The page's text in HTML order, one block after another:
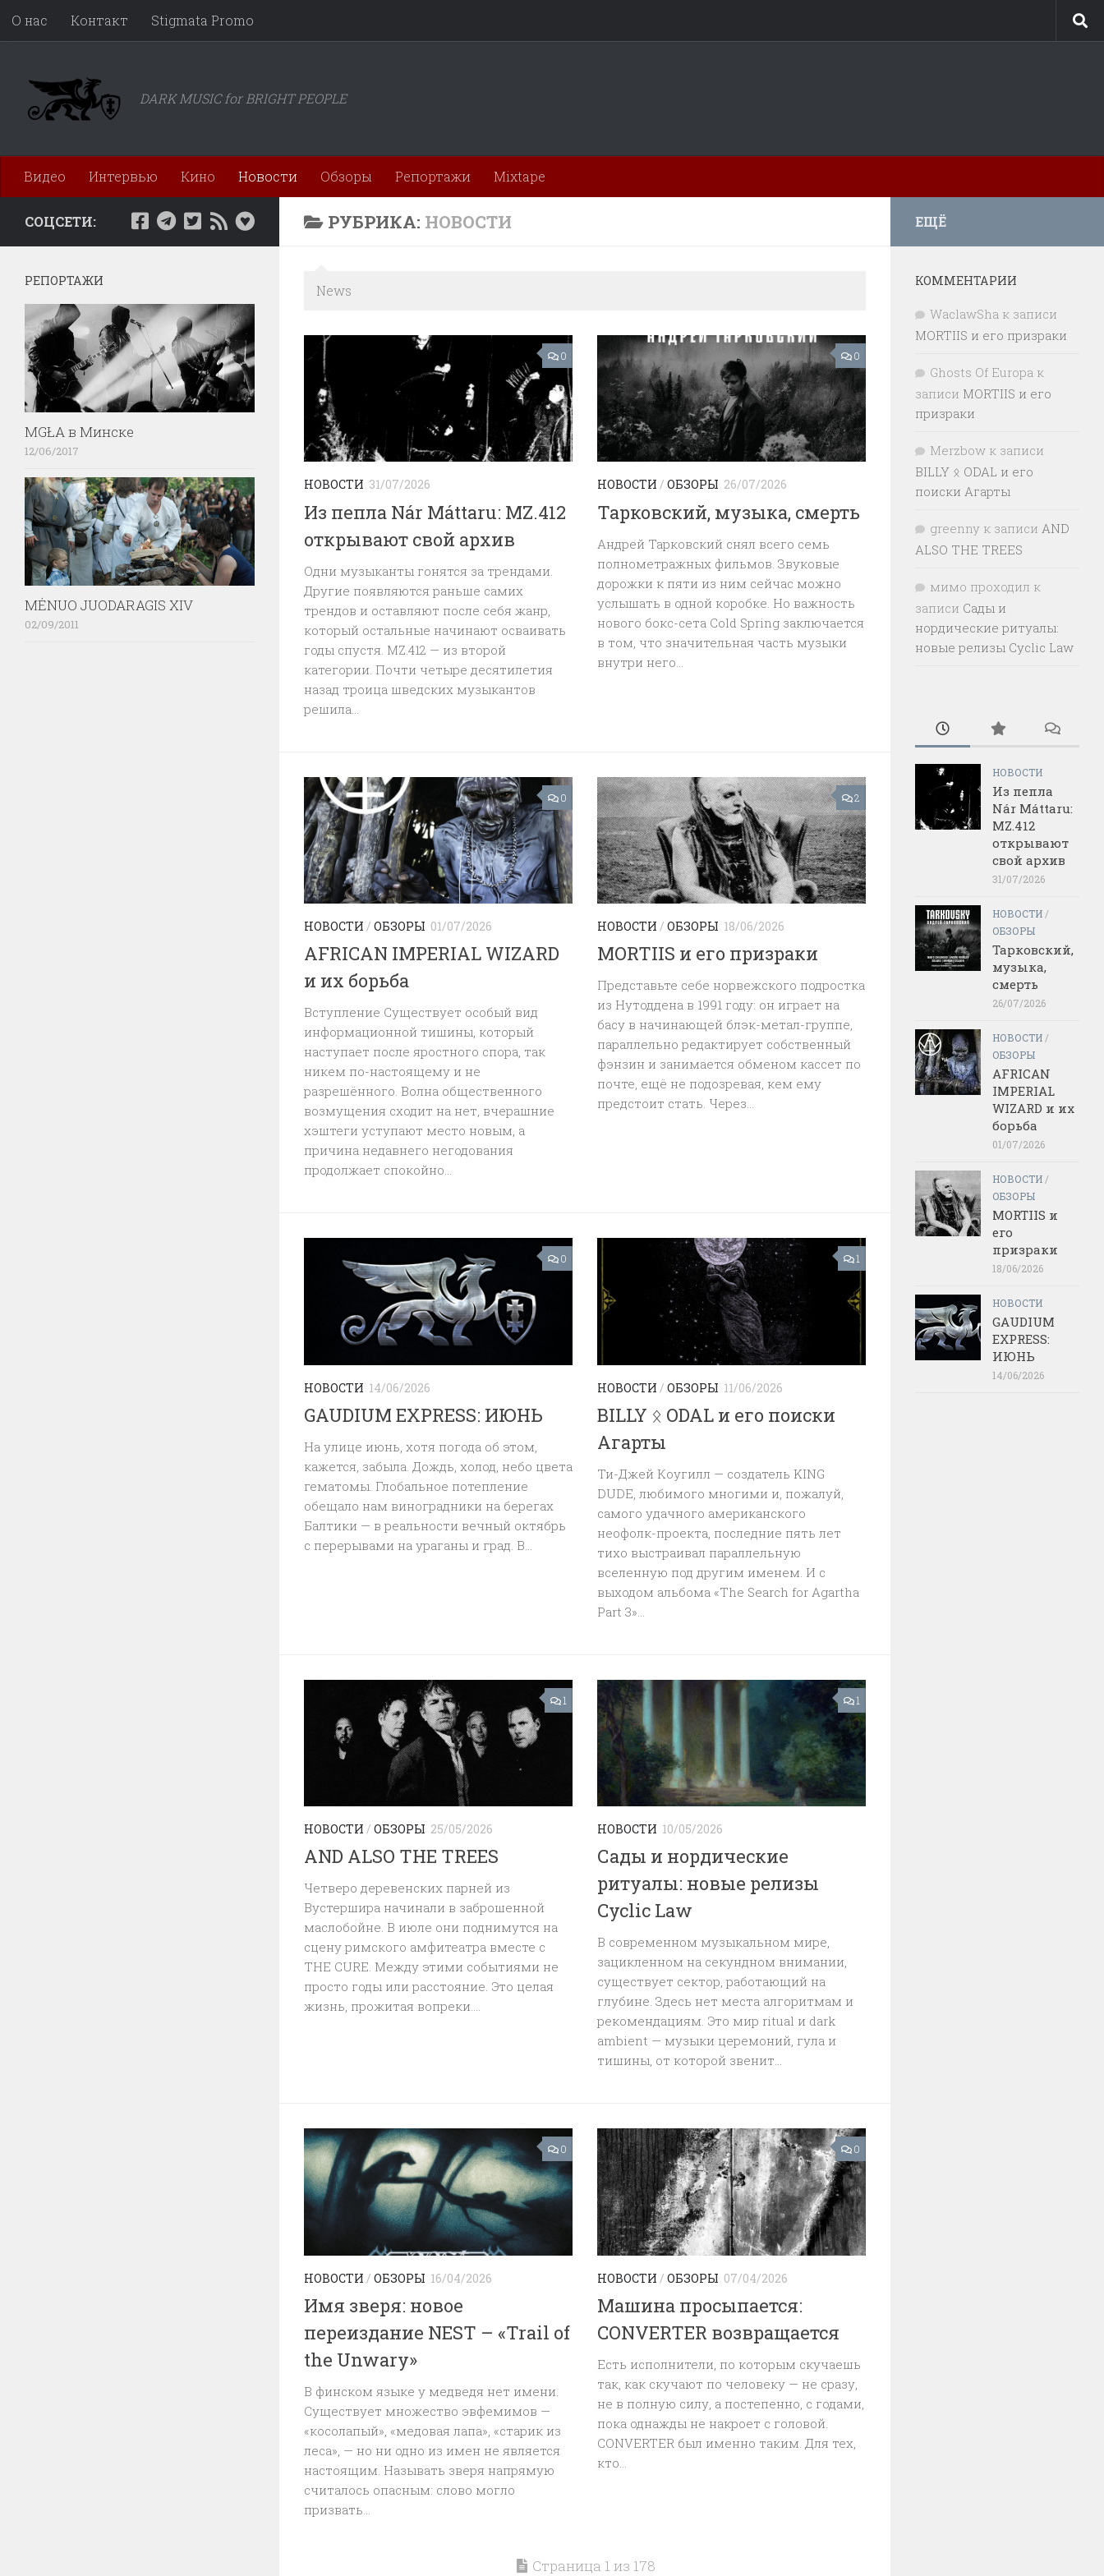
Перейти к содержимому
О нас Контакт Stigmata Promo
DARK MUSIC for BRIGHT PEOPLE
Видео Интервью Кино Новости Обзоры Репортажи Mixtape
РУБРИКА: НОВОСТИ
News
0
НОВОСТИ 31/07/2026
Из пепла Nár Máttaru: MZ.412
открывают свой архив
Одни музыканты гонятся за трендами.
Другие появляются раньше самих
трендов и оставляют после себя жанр,
который остальные начинают осваивать
годы спустя. MZ.412 — из второй
категории. Почти четыре десятилетия
назад троица шведских музыкантов
решила...
0
НОВОСТИ / ОБЗОРЫ 26/07/2026
Тарковский, музыка, смерть
Андрей Тарковский снял всего семь
полнометражных фильмов. Звуковые
дорожки к пяти из ним сейчас можно
услышать в одной коробке. Но важность
нового бокс-сета Cold Spring заключается
в том, что значительная часть музыки
внутри него...
0
НОВОСТИ / ОБЗОРЫ 01/07/2026
AFRICAN IMPERIAL WIZARD
и их борьба
Вступление Существует особый вид
информационной тишины, который
наступает после яростного спора, так
никем по-настоящему и не
разрешённого. Волна общественного
возмущения сходит на нет, вчерашние
хэштеги уступают место новым, а
причина недавнего негодования
продолжает спокойно...
2
НОВОСТИ / ОБЗОРЫ 18/06/2026
MORTIIS и его призраки
Представьте себе норвежского подростка
из Нутоддена в 1991 году: он играет на
басу в начинающей блэк-метал-группе,
параллельно редактирует собственный
фэнзин и занимается обменом кассет по
почте, ещё не подозревая, кем ему
предстоит стать. Через...
0
НОВОСТИ 14/06/2026
GAUDIUM EXPRESS: ИЮНЬ
На улице июнь, хотя погода об этом,
кажется, забыла. Дождь, холод, небо цвета
гематомы. Глобальное потепление
обещало нам виноградники на берегах
Балтики — в реальности вечный октябрь
с перерывами на ураганы и град. В...
1
НОВОСТИ / ОБЗОРЫ 11/06/2026
BILLY ᛟ ODAL и его поиски
Агарты
Ти-Джей Коугилл — создатель KING
DUDE, любимого многими и, пожалуй,
самого удачного американского
неофолк-проекта, последние пять лет
тихо выстраивал параллельную
вселенную под другим именем. И с
выходом альбома «The Search for Agartha
Part 3»...
1
НОВОСТИ / ОБЗОРЫ 25/05/2026
AND ALSO THE TREES
Четверо деревенских парней из
Вустершира начинали в заброшенной
маслобойне. В июле они поднимутся на
сцену римского амфитеатра вместе с
THE CURE. Между этими событиями не
просто годы или расстояние. Это целая
жизнь, прожитая вопреки....
1
НОВОСТИ 10/05/2026
Сады и нордические
ритуалы: новые релизы
Cyclic Law
В современном музыкальном мире,
зацикленном на секундном внимании,
существует сектор, работающий на
глубине. Здесь нет места алгоритмам и
рекомендациям. Это мир ritual и dark
ambient — музыки церемоний, гула и
тишины, от которой звенит...
0
НОВОСТИ / ОБЗОРЫ 16/04/2026
Имя зверя: новое
переиздание NEST – «Trail of
the Unwary»
В финском языке у медведя нет имени.
Существует множество эвфемимов —
«косолапый», «медовая лапа», «старик из
леса», — но ни одно из имен не является
настоящим. Называть зверя напрямую
считалось опасным: слово могло
призвать...
0
НОВОСТИ / ОБЗОРЫ 07/04/2026
Машина просыпается:
CONVERTER возвращается
Есть исполнители, по которым скучаешь
так, как скучают по человеку — не сразу,
не в полную силу, а постепенно, с годами,
пока однажды не накроет с головой.
CONVERTER был именно таким. Для тех,
кто...
Страница 1 из 178
СОЦСЕТИ:
РЕПОРТАЖИ
MGŁA в Минске
12/06/2017
MĖNUO JUODARAGIS XIV
02/09/2011
ЕЩЁ
КОММЕНТАРИИ
WaclawSha к записи
MORTIIS и его призраки
Ghosts Of Europa к
записи MORTIIS и его
призраки
Merzbow к записи
BILLY ᛟ ODAL и его
поиски Агарты
greenny к записи AND
ALSO THE TREES
мимо проходил к
записи Сады и
нордические ритуалы:
новые релизы Cyclic Law
НОВОСТИ
Из пепла
Nár Máttaru:
MZ.412
открывают
свой архив
31/07/2026
НОВОСТИ /
ОБЗОРЫ
Тарковский,
музыка,
смерть
26/07/2026
НОВОСТИ /
ОБЗОРЫ
AFRICAN
IMPERIAL
WIZARD и их
борьба
01/07/2026
НОВОСТИ /
ОБЗОРЫ
MORTIIS и
его
призраки
18/06/2026
НОВОСТИ
GAUDIUM
EXPRESS:
ИЮНЬ
14/06/2026